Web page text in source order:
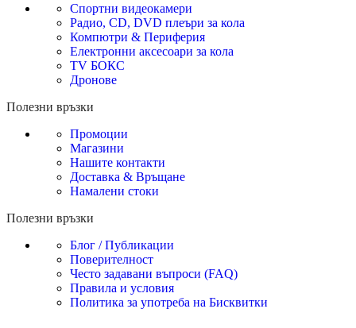
Спортни видеокамери
Радио, CD, DVD плеъри за кола
Компютри & Периферия
Електронни аксесоари за кола
TV БОКС
Дронове
Полезни връзки
Промоции
Магазини
Нашите контакти
Доставка & Връщане
Намалени стоки
Полезни връзки
Блог / Публикации
Поверителност
Често задавани въпроси (FAQ)
Правила и условия
Политика за употреба на Бисквитки